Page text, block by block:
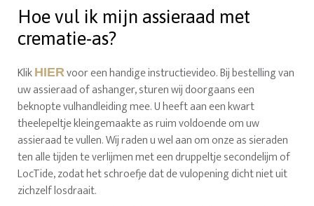
Hoe vul ik mijn assieraad met
crematie-as?
Klik HIERvoor een handige instructievideo. Bij bestelling van
uw assieraad of ashanger, sturen wij doorgaans een
beknopte vulhandleiding mee. U heeft aan een kwart
theelepeltje kleingemaakte as ruim voldoende om uw
assieraad te vullen. Wij raden u wel aan om onze as sieraden
ten alle tijden te verlijmen met een druppeltje secondelijm of
LocTide, zodat het schroefje dat de vulopening dicht niet uit
zichzelf losdraait.